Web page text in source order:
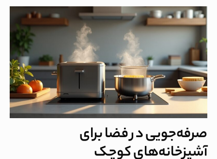
صرفه‌جویی در فضا برای
آشپزخانه‌های کوچک